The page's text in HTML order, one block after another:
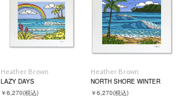
Heather Brown
LAZY DAYS
￥6,270(税込)
Heather Brown
NORTH SHORE WINTER
￥6,270(税込)